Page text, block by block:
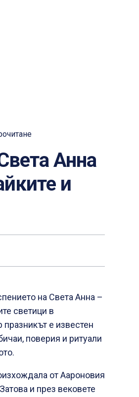
Анна
и
на Света Анна –
светици в
е известен
поверия и ритуали
от Аароновия
и през вековете